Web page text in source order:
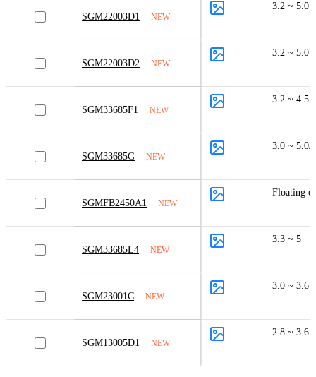
SGM22003D1 NEW
3.2 ~ 5.0
SGM22003D2 NEW
3.2 ~ 5.0
SGM33685F1 NEW
3.2 ~ 4.5
SGM33685G NEW
3.0 ~ 5.0/
SGMFB2450A1 NEW
Floating
SGM33685L4 NEW
3.3 ~ 5
SGM23001C NEW
3.0 ~ 3.6
SGM13005D1 NEW
2.8 ~ 3.6